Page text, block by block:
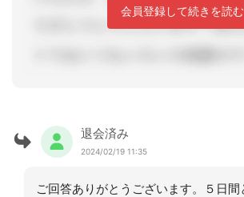
会員登録して続きを読む
退会済み
2024/02/19 11:35